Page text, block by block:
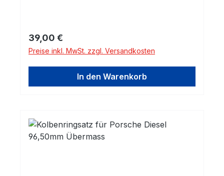
Regulärer Preis:
39,00 €
Preise inkl. MwSt. zzgl. Versandkosten
In den Warenkorb